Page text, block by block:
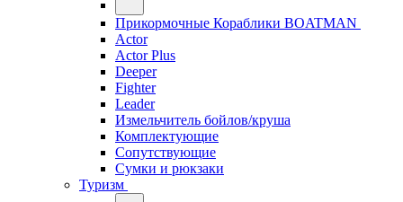
Прикормочные Кораблики BOATMAN
Actor
Actor Plus
Deeper
Fighter
Leader
Измельчитель бойлов/круша
Комплектующие
Сопутствующие
Сумки и рюкзаки
Туризм